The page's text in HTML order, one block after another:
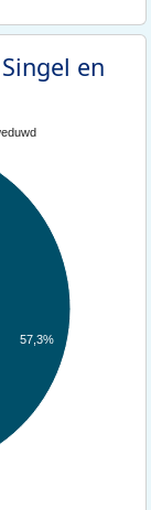
en
57,3%